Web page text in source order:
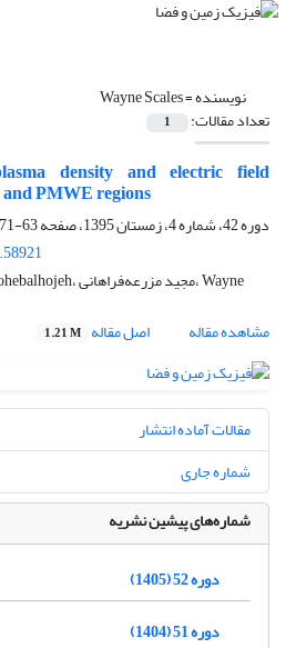
نویسنده =Wayne Scales
تعداد مقالات: 1
density and electric field
PMWE regions
دوره 42، شماره 4، زمستان 1395، صفحه
63-71
مشاهده مقاله
اصل مقاله 1.21 M
مقالات آماده انتشار
شماره جاری
شماره‌های پیشین نشریه
دوره 52 (1405)
دوره 51 (1404)